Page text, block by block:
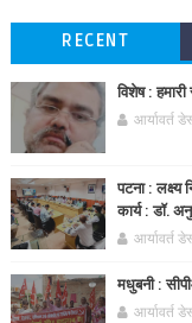
RECENT
विशेष :
आर्यावर्त
पटना : लक्ष्य
कार्य : डॉ.
आर्यावर्त
मधुबनी :
आर्यावर्त